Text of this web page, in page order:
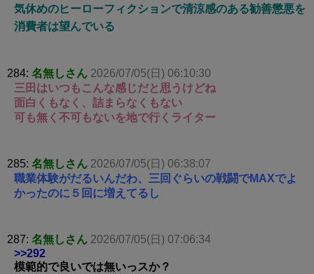
気休めのヒーローフィクションで清涼感のある勧善懲悪を
消費者は望んでいる
284: 名無しさん 2026/07/05(日) 06:10:30
三田はいつもこんな感じだと思うけどね
面白くもなく、詰まらなくもない
可も無く不可もないを地で行くライター
285: 名無しさん 2026/07/05(日) 06:38:07
職業体験がだるいんだわ、三回ぐらいの戦闘でMAXでよ
かったのに５回に増えてるし
287: 名無しさん 2026/07/05(日) 07:06:34
>>292
模範的で良いでは無いっスか？